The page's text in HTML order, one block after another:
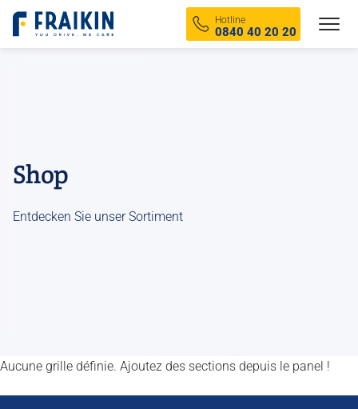
Fraikin Hotline
0840 40 20 20
Kurz- und Mittelzeitmiete
Langzeitmiete
Shop
Entdecken Sie unser Sortiment
Aucune grille définie. Ajoutez des sections depuis le panel !